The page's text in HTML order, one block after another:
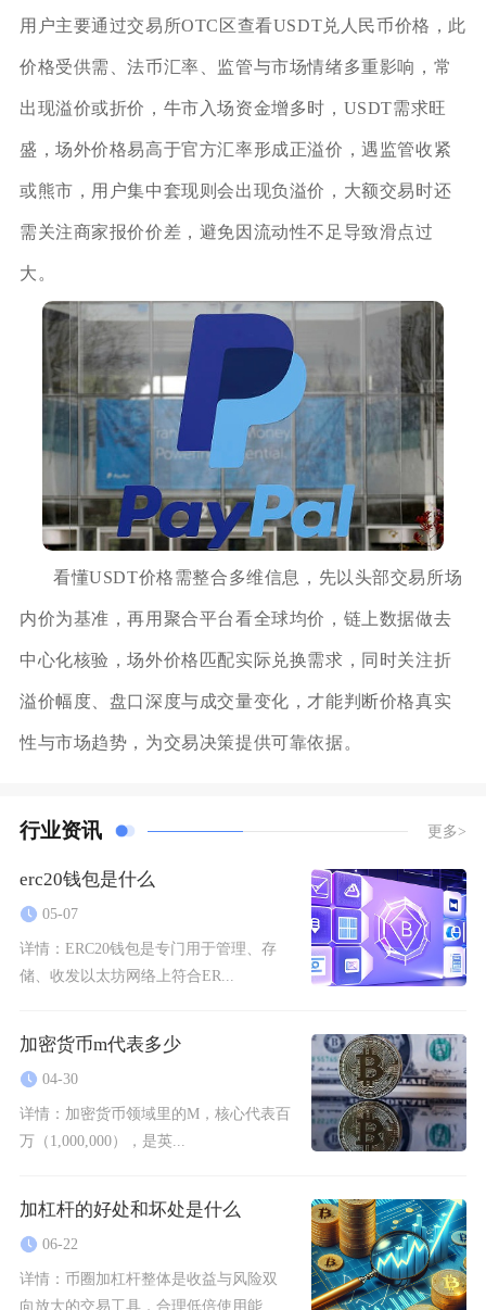
用户主要通过交易所OTC区查看USDT兑人民币价格，此
价格受供需、法币汇率、监管与市场情绪多重影响，常
出现溢价或折价，牛市入场资金增多时，USDT需求旺
盛，场外价格易高于官方汇率形成正溢价，遇监管收紧
或熊市，用户集中套现则会出现负溢价，大额交易时还
需关注商家报价价差，避免因流动性不足导致滑点过
大。
看懂USDT价格需整合多维信息，先以头部交易所场
内价为基准，再用聚合平台看全球均价，链上数据做去
中心化核验，场外价格匹配实际兑换需求，同时关注折
溢价幅度、盘口深度与成交量变化，才能判断价格真实
性与市场趋势，为交易决策提供可靠依据。
行业资讯 更多>
erc20钱包是什么
05-07
详情： ERC20钱包是专门用于管理、存
储、收发以太坊网络上符合ER...
加密货币m代表多少
04-30
详情： 加密货币领域里的M，核心代表百
万（1,000,000），是英...
加杠杆的好处和坏处是什么
06-22
详情： 币圈加杠杆整体是收益与风险双
向放大的交易工具，合理低倍使用能...